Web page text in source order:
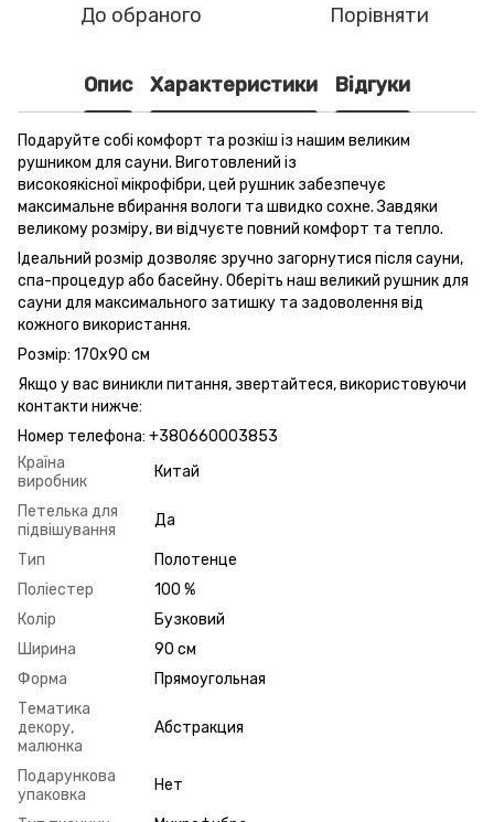
До обраного Порівняти
Опис Характеристики Відгуки
Подаруйте собі комфорт та розкіш із нашим великим
рушником для сауни. Виготовлений із
високоякісної мікрофібри, цей рушник забезпечує
максимальне вбирання вологи та швидко сохне. Завдяки
великому розміру, ви відчуєте повний комфорт та тепло.
Ідеальний розмір дозволяє зручно загорнутися після сауни,
спа-процедур або басейну. Оберіть наш великий рушник для
сауни для максимального затишку та задоволення від
кожного використання.
Розмір: 170х90 см
Якщо у вас виникли питання, звертайтеся, використовуючи
контакти нижче:
Номер телефона: +380660003853
Країна
виробник
Китай
Петелька для
підвішування
Да
Тип
Полотенце
Поліестер
100 %
Колір
Бузковий
Ширина
90 см
Форма
Прямоугольная
Тематика
декору,
малюнка
Абстракция
Подарункова
упаковка
Нет